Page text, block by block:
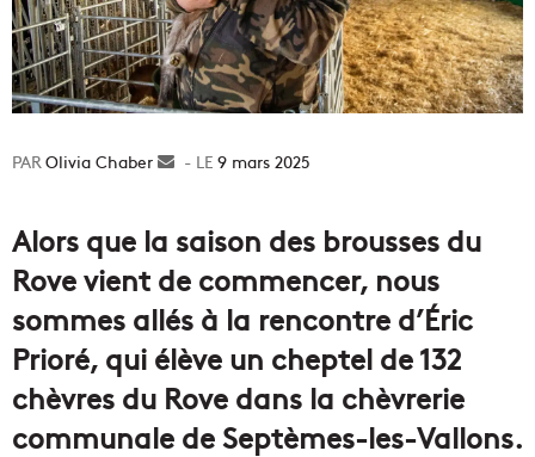
Olivia Chaber
Envoyer9 mars 2025
Alors que la saison des brousses du
Rove vient de commencer, nous
sommes allés à la rencontre d’Éric
Prioré, qui élève un cheptel de 132
chèvres du Rove dans la chèvrerie
communale de Septèmes-les-Vallons.